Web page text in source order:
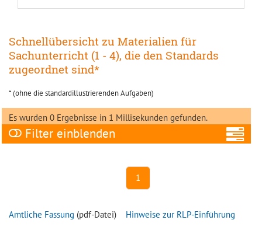
Schnellübersicht zu Materialien für
Sachunterricht (1 - 4), die den Standards
zugeordnet sind*
* (ohne die standardillustrierenden Aufgaben)
Es wurden 0 Ergebnisse in 1 Millisekunden gefunden.
Filter
1
Amtliche Fassung (pdf-Datei) Hinweise zur RLP-Einführung